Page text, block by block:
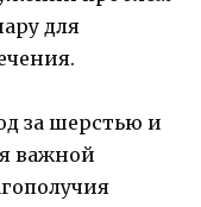
для
за шерстью и
важной